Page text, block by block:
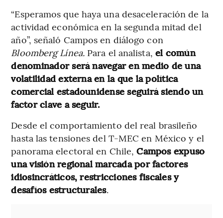
“Esperamos que haya una desaceleración de la
actividad económica en la segunda mitad del
año”, señaló Campos en diálogo con
Bloomberg Línea. Para el analista, el común
denominador será navegar en medio de una
volatilidad externa en la que la política
comercial estadounidense seguirá siendo un
factor clave a seguir.
Desde el comportamiento del real brasileño
hasta las tensiones del T-MEC en México y el
panorama electoral en Chile,Campos expuso
una visión regional marcada por factores
idiosincráticos, restricciones fiscales y
desafíos estructurales.